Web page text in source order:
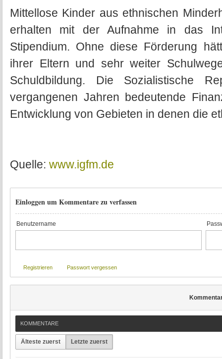
Mittellose Kinder aus ethnischen
erhalten mit der Aufnahme in das
Stipendium. Ohne diese Förderung
ihrer Eltern und sehr weiter
Schuldbildung. Die Sozialistische
vergangenen Jahren bedeutende
Entwicklung von Gebieten in denen die
Quelle: www.igfm.de
Einloggen um Kommentare zu verfassen
Benutzername
Registrieren Passwort vergessen
KOMMENTARE
Älteste zuerst Letzte zuerst